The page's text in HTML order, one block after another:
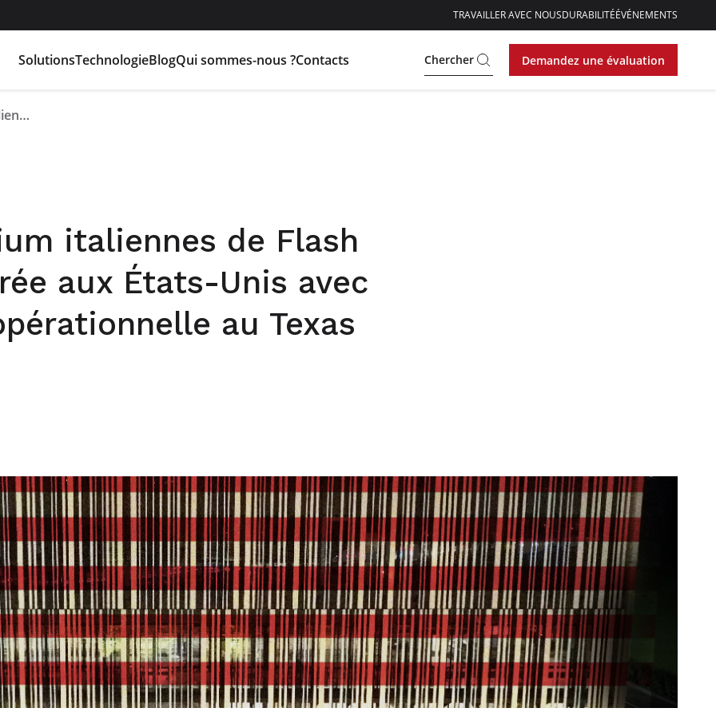
TRAVAILLER AVEC NOUSDURABILITÉÉVÉNEMENTS
SolutionsTechnologieBlogQui sommes-nous ?Contacts Chercher Demandez une évaluation
Les batteries au lithium italiennes de Flash Battery font leur entrée aux États-Unis avec une nouvelle filiale opérationnelle au Texas
italiennes de Flash
aux États-Unis avec
au Texas